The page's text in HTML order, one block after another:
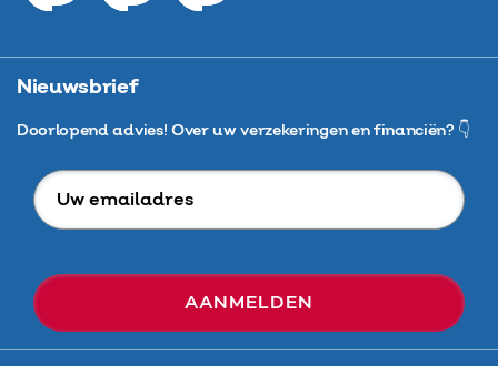
Nieuwsbrief
Doorlopend advies! Over uw verzekeringen en financiën? 👇
Uw
emailadres